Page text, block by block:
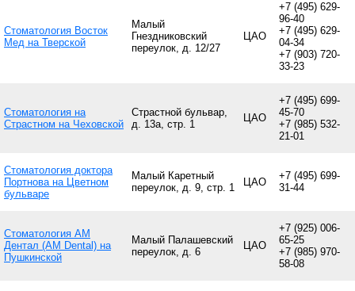
Стоматология Восток
Мед на Тверской
Малый
Гнездниковский
переулок, д. 12/27
ЦАО
+7 (495) 629-
96-40
+7 (495) 629-
04-34
+7 (903) 720-
33-23
Стоматология на
Страстном на Чеховской
Страстной бульвар,
д. 13а, стр. 1
ЦАО
+7 (495) 699-
45-70
+7 (985) 532-
21-01
Стоматология доктора
Портнова на Цветном
бульваре
Малый Каретный
переулок, д. 9, стр. 1
ЦАО
+7 (495) 699-
31-44
Стоматология АМ
Дентал (AM Dental) на
Пушкинской
Малый Палашевский
переулок, д. 6
ЦАО
+7 (925) 006-
65-25
+7 (985) 970-
58-08